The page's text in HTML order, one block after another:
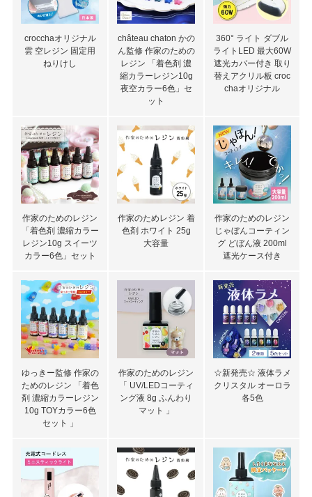
crocchaオリジナル
雲 空レジン 固定用
ねりけし
château chaton かの
ん監修 作家のための
レジン 「着色剤 濃
縮カラーレジン10g
夜空カラー6色」セ
ット
360° ライト ダブル
ライトLED 最大60W
遮光カバー付き 取り
替えアクリル板 croc
chaオリジナル
作家のためのレジン
「着色剤 濃縮カラー
レジン10g スイーツ
カラー6色」セット
作家のためレジン 着
色剤 ホワイト 25g
大容量
作家のためのレジン
じゃぼんコーティン
グ どぼん液 200ml
遮光ケース付き
ゆっきー監修 作家の
ためのレジン 「着色
剤 濃縮カラーレジン
10g TOYカラー6色
セット 」
作家のためのレジン
「 UV/LEDコーティ
ング液 8g ふんわり
マット 」
☆新発売☆ 液体ラメ
クリスタル オーロラ
各5色